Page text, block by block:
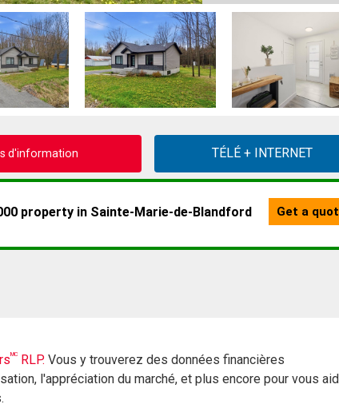
d'information
MC RLP. Vous y trouverez des données financières
l'appréciation du marché, et plus encore pour vous